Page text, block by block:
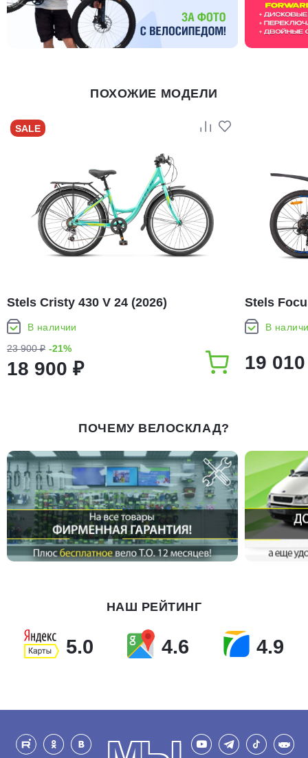
ПОХОЖИЕ МОДЕЛИ
SALE
Stels Cristy 430 V 24 (2026)
В наличии
23 900 ₽ -21%
18 900 ₽
Stels
В
19
ПОЧЕМУ ВЕЛОСКЛАД?
НАШ РЕЙТИНГ
5.0 4.6 4.9